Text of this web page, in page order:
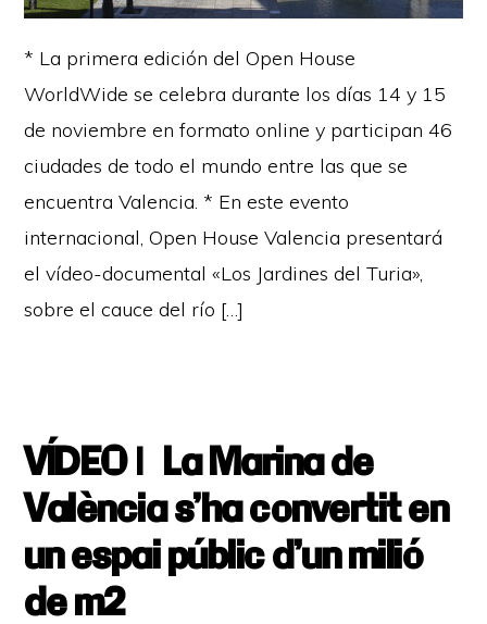
* La primera edición del Open House
WorldWide se celebra durante los días 14 y 15
de noviembre en formato online y participan 46
ciudades de todo el mundo entre las que se
encuentra Valencia. * En este evento
internacional, Open House Valencia presentará
el vídeo-documental «Los Jardines del Turia»,
sobre el cauce del río […]
VÍDEO | La Marina de
València s’ha convertit en
un espai públic d’un milió
de m2